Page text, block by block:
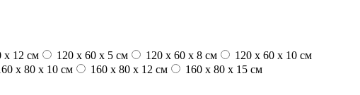
x 12 см 120 x 60 x 5 см 120 x 60 x 8 см
120 x 60 x 10 см
x 80 x 10 см 160 x 80 x 12 см
160 x 80 x 15 см